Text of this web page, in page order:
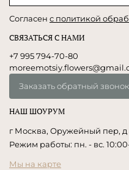
Согласен с политикой
СВЯЗАТЬСЯ С НАМИ
+7 995 794-70-80
Заказать обратный звонок
НАШ ШОУРУМ
г Москва, Оружейный пер, д
Режим работы: пн. - вс.
Мы на карте